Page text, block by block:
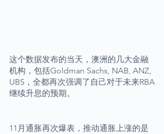
这个数据发布的当天，澳洲的几大金融
机构，包括Goldman Sachs, NAB, ANZ,
UBS，全都再次强调了自己对于未来RBA
继续升息的预期。
11月通胀再次爆表，推动通胀上涨的是